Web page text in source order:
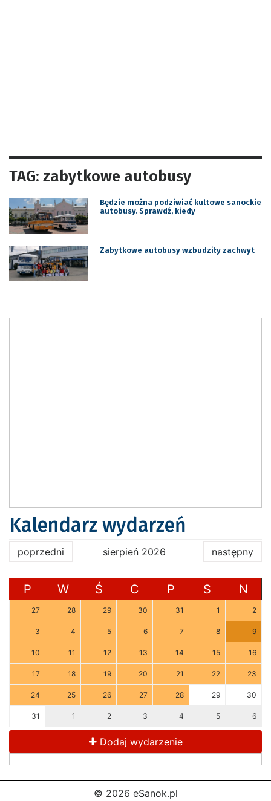
TAG: zabytkowe autobusy
Będzie można podziwiać kultowe sanockie
autobusy. Sprawdź, kiedy
Zabytkowe autobusy wzbudziły zachwyt
Kalendarz wydarzeń
poprzedni sierpień 2026 następny
P W Ś C P S N
27 28 29 30 31 1 2
3 4 5 6 7 8 9
10 11 12 13 14 15 16
17 18 19 20 21 22 23
24 25 26 27 28 29 30
31 1 2 3 4 5 6
Dodaj wydarzenie
© 2026 eSanok.pl